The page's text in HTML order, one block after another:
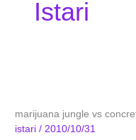
Istari
marijuana jungle vs
istari/ 2010/10/31